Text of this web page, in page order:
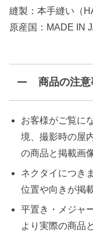
縫製：本手縫い（
原産国：MADE IN
商品の注意
お客様がご覧に
境、撮影時の屋
の商品と掲載画
ネクタイにつき
位置や向きが掲
平置き・メジャ
より実際の商品